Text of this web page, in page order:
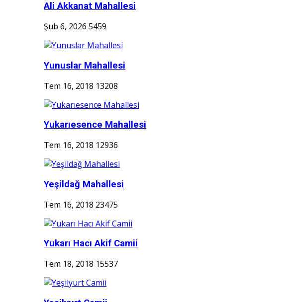
Ali Akkanat Mahallesi
Şub 6, 2026 5459
Yunuslar Mahallesi
Tem 16, 2018 13208
Yukarıesence Mahallesi
Tem 16, 2018 12936
Yeşildağ Mahallesi
Tem 16, 2018 23475
Yukarı Hacı Akif Camii
Tem 18, 2018 15537